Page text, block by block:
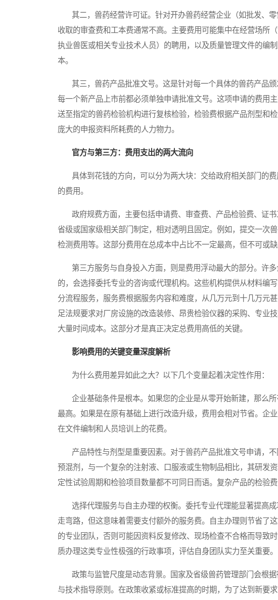
其二，兽药经营许可证。针对开办兽药经营企业（如批发、零
收取的审查费和工本费通常不高。主要费用可能集中在经营场所
执业兽医或相关专业技术人员）的聘用，以及质量管理文件的编
本。
其三，兽药产品批准文号。这是针对每一个具体的兽药产品颁
每一个新产品上市前都必须单独申请批准文号。这项申请的费用
送至指定的兽药检验机构进行复核检验，检验费根据产品剂型和
庞大的申报资料所耗费的人力物力。
官方与第三方：费用支出的两大流向
具体到花钱的方向，可以分为两大块：交给政府相关部门的费
的费用。
政府规费方面，主要包括申请费、审查费、产品检验费、证书
省级或国家级相关部门制定，相对透明且固定。例如，提交一次
检测费用等。这部分费用在总成本中占比不一定最高，但不可或缺
第三方服务与自身投入方面，则是费用浮动最大的部分。许多
的，会选择委托专业的咨询或代理机构。这些机构提供从材料编
分流程服务，服务费根据服务内容和难度，从几万元到十几万元
足法规要求对厂房设施的改造装修、昂贵检验仪器的采购、专业
大量时间成本。这部分才是真正决定总费用高低的关键。
影响费用的关键变量深度解析
为什么费用差异如此之大？以下几个变量起着决定性作用：
企业基础条件是根本。如果您的企业是从零开始新建，那么所
最高。如果是在原有基础上进行改造升级，费用会相对节省。企
在文件编制和人员培训上的花费。
产品特性与剂型是重要因素。对于兽药产品批准文号申请，不
预混剂，与一个复杂的注射液、口服液或生物制品相比，其研发
定性试验周期和检验项目数量都不可同日而语。复杂产品的检验
选择代理服务与自主办理的权衡。委托专业代理能显著提高成
走弯路，但这意味着需要支付额外的服务费。自主办理则节省了
的专业团队，否则可能因资料反复修改、现场检查不合格而导致
质办理这类专业性极强的行政事项，评估自身团队实力至关重要。
政策与监管尺度是动态背景。国家及省级兽药管理部门会根据
与技术指导原则。在政策收紧或标准提高的时期，为了达到新要